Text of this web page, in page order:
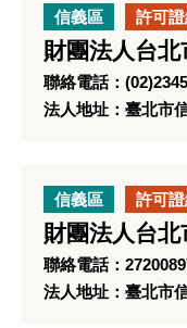
信義區 許可
財團法人台
聯絡電話：
法人地址：臺北市
信義區 許可
財團法人台
聯絡電話：
法人地址：臺北市